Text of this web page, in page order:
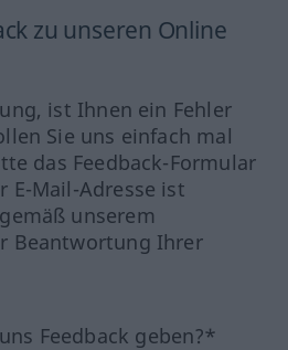
zu unseren Online
ist Ihnen ein Fehler
Sie uns einfach mal
das Feedback-Formular
E-Mail-Adresse ist
unserem
Beantwortung Ihrer
Feedback geben?*